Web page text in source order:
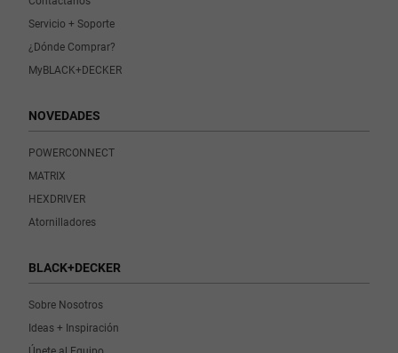
Servicio + Soporte
¿Dónde Comprar?
MyBLACK+DECKER
NOVEDADES
POWERCONNECT
MATRIX
HEXDRIVER
Atornilladores
BLACK+DECKER
Sobre Nosotros
Ideas + Inspiración